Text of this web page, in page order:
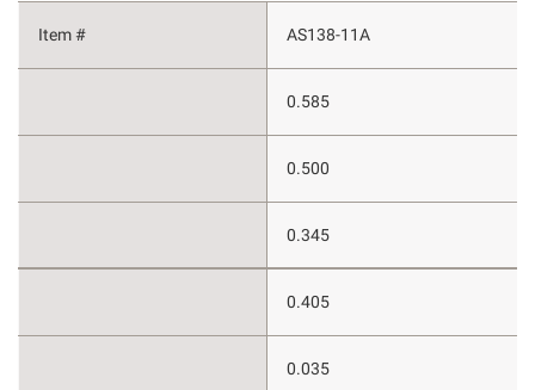
AS138-11A
0.585
0.500
0.345
0.405
0.035